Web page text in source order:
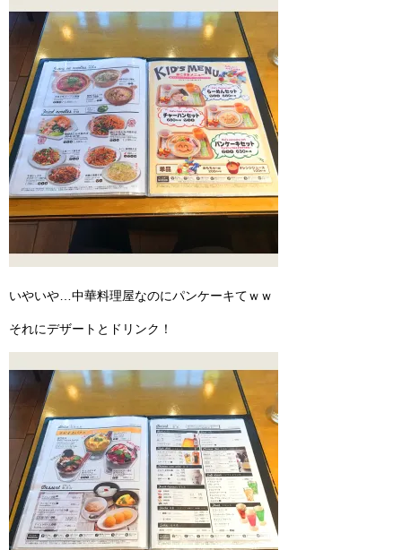
いやいや…中華料理屋なのにパンケーキてｗｗ
それにデザートとドリンク！